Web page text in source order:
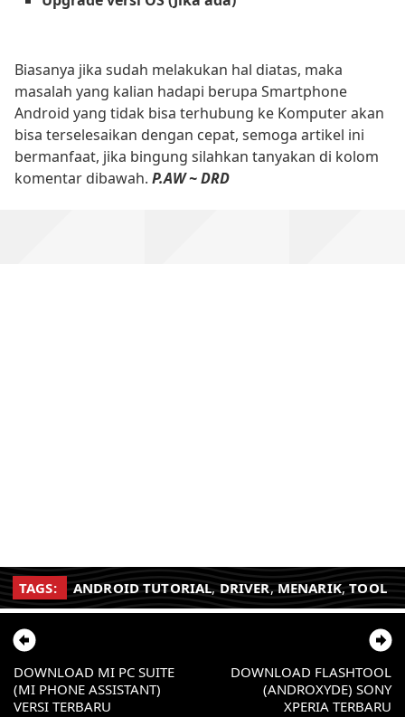
Biasanya jika sudah melakukan hal diatas, maka
masalah yang kalian hadapi berupa Smartphone
Android yang tidak bisa terhubung ke Komputer akan
bisa terselesaikan dengan cepat, semoga artikel ini
bermanfaat, jika bingung silahkan tanyakan di kolom
komentar dibawah. P.AW ~ DRD
TAGS: ANDROID TUTORIAL, DRIVER, MENARIK,TOOL
DOWNLOAD FLASHTOOL
(ANDROXYDE) SONY
XPERIA TERBARU
DOWNLOAD MI PC SUITE
(MI PHONE ASSISTANT)
VERSI TERBARU